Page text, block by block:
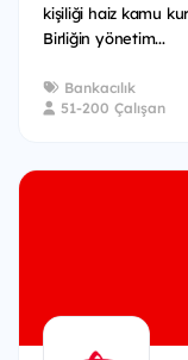
kişiliği haiz kamu
Birliğin yönetim...
Bankacılık
51-200 Çalışan